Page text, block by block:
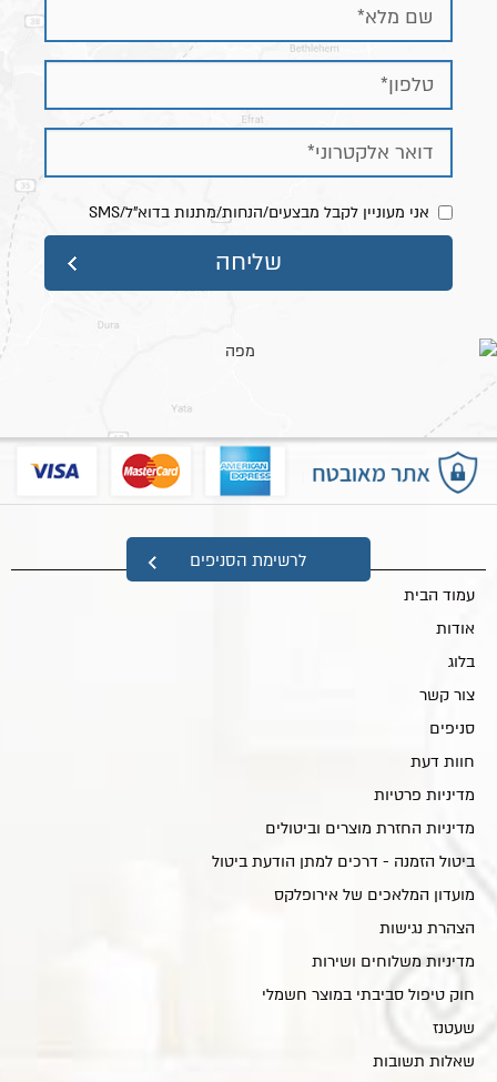
אני מעוניין לקבל מבצעים/הנחות/מתנות בדוא"ל/SMS
לרשימת הסניפים
מפת אתר
עמוד הבית
אודות
בלוג
צור קשר
סניפים
חוות דעת
מדיניות פרטיות
מדיניות החזרת מוצרים וביטולים
ביטול הזמנה - דרכים למתן הודעת ביטול
מועדון המלאכים של אירופלקס
הצהרת נגישות
מדיניות משלוחים ושירות
חוק טיפול סביבתי במוצר חשמלי
שעטנז
שאלות תשובות